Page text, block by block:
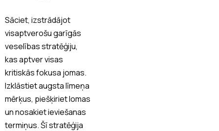
Sāciet, izstrādājot
visaptverošu garīgās
veselības stratēģiju,
kas aptver visas
kritiskās fokusa jomas.
Izklāstiet augsta līmeņa
mērķus, piešķiriet lomas
un nosakiet ieviešanas
termiņus. Šī stratēģija